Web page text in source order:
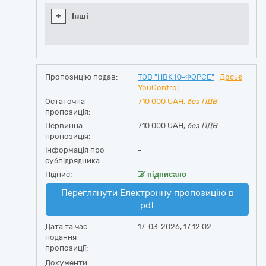
+ Інші
Пропозицію подав: ТОВ "НВК Ю-ФОРСЕ"
Досьє
YouControl
Остаточна
пропозиція:
710 000 UAH, без ПДВ
Первинна
пропозиція:
710 000 UAH, без ПДВ
Інформація про
субпідрядника:
-
Підпис: підписано
Переглянути Електронну пропозицію в
pdf
Дата та час
подання
пропозиції:
17-03-2026, 17:12:02
Документи: